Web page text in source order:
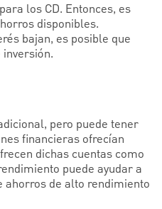
los CD. Entonces, es
disponibles.
bajan, es posible que
pero puede tener
financieras ofrecían
dichas cuentas como
puede ayudar a
ahorros de alto rendimiento